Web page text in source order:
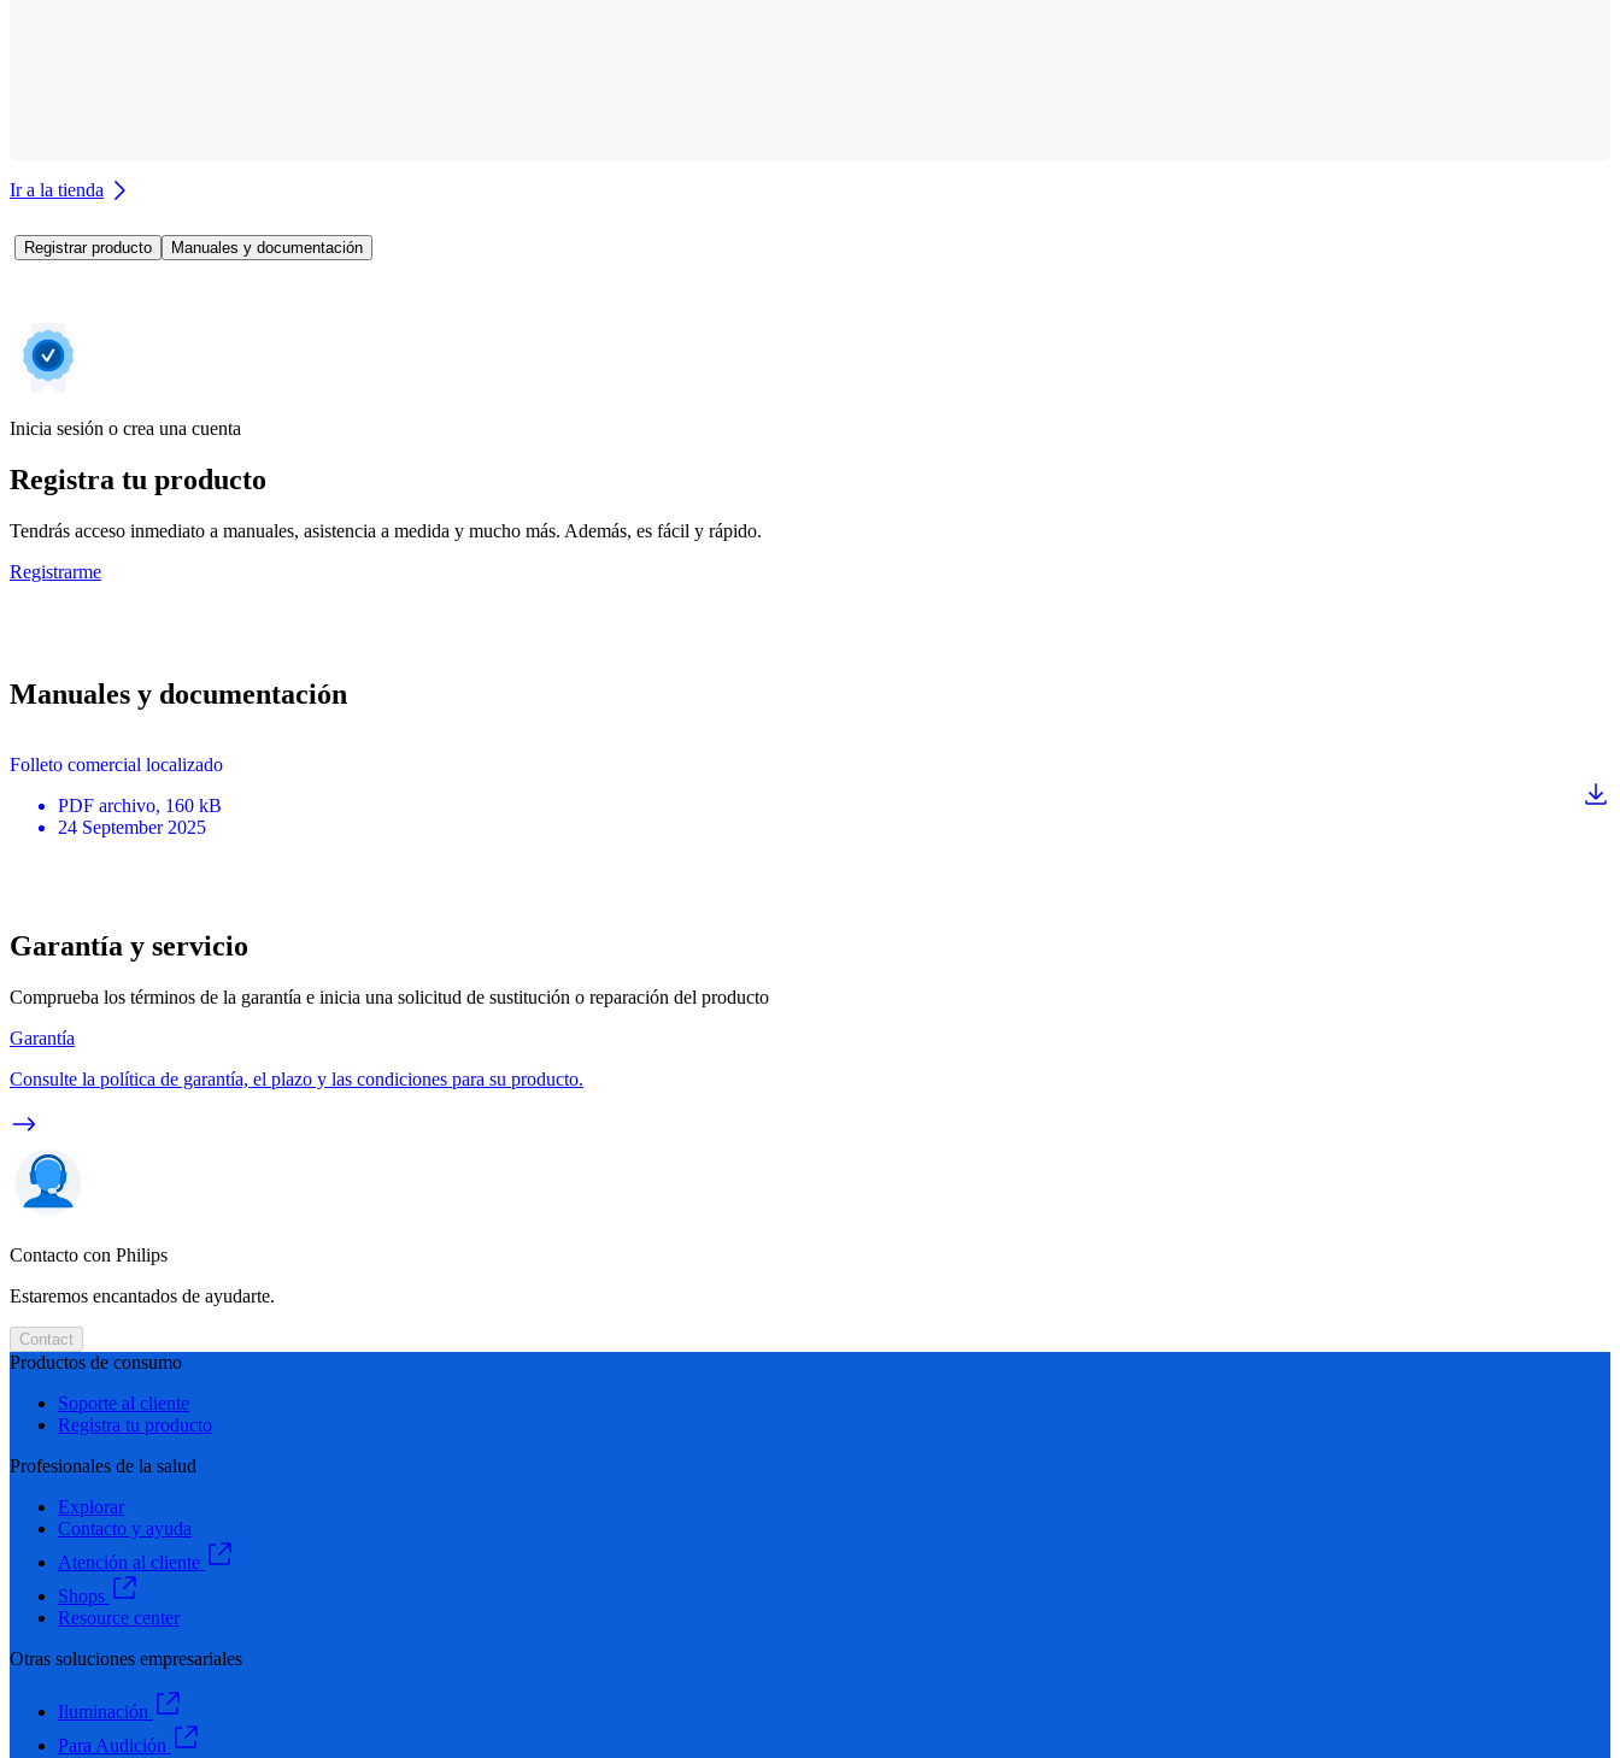
Ir a la tienda
Registrar producto Manuales y documentación
Inicia sesión o crea una cuenta
Registra tu producto
Tendrás acceso inmediato a manuales, asistencia a medida y mucho más. Además, es fácil y rápido.
Registrarme
Manuales y documentación
Folleto comercial localizado
PDF archivo, 160 kB
24 September 2025
Garantía y servicio
Comprueba los términos de la garantía e inicia una solicitud de sustitución o reparación del producto
Garantía
Consulte la política de garantía, el plazo y las condiciones para su producto.
Contacto con Philips
Estaremos encantados de ayudarte.
Contact
Productos de consumo
Soporte al cliente
Registra tu producto
Profesionales de la salud
Explorar
Contacto y ayuda
Atención al cliente
Shops
Resource center
Otras soluciones empresariales
Iluminación
Para Audición